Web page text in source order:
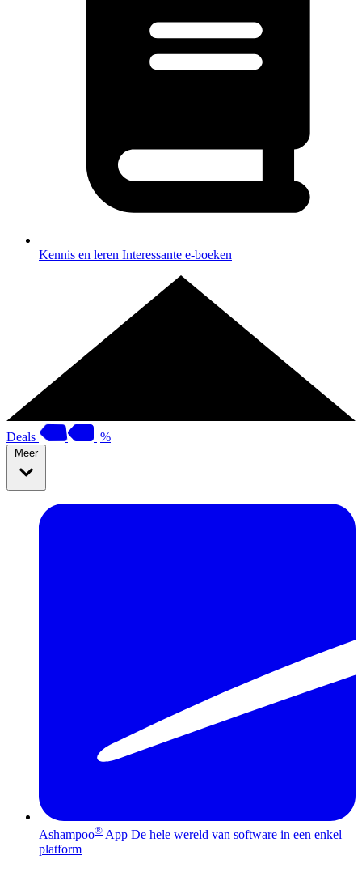
Kennis en leren Interessante e-boeken
Deals %
Meer
Ashampoo® App De hele wereld van software in een enkel
platform